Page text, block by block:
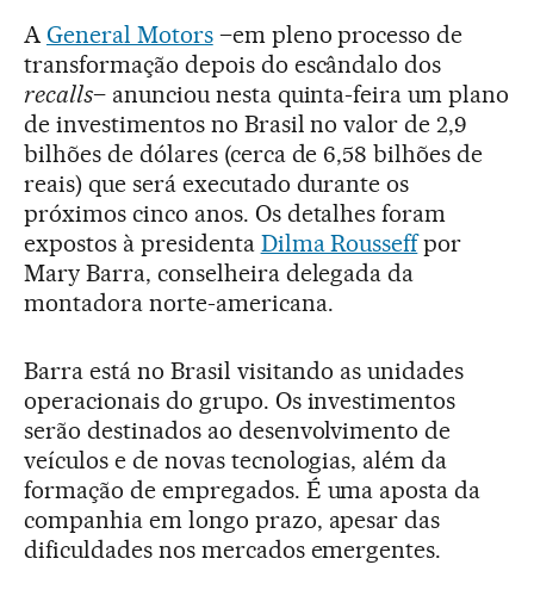
AGeneral Motors–em pleno processo de
transformação depois do escândalo dos
recalls– anunciou nesta quinta-feira um plano
de investimentos no Brasil no valor de 2,9
bilhões de dólares (cerca de 6,58 bilhões de
reais) que será executado durante os
próximos cinco anos. Os detalhes foram
expostos à presidenta Dilma Rousseffpor
Mary Barra, conselheira delegada da
montadora norte-americana.
Barra está no Brasil visitando as unidades
operacionais do grupo. Os investimentos
serão destinados ao desenvolvimento de
veículos e de novas tecnologias, além da
formação de empregados. É uma aposta da
companhia em longo prazo, apesar das
dificuldades nos mercados emergentes.